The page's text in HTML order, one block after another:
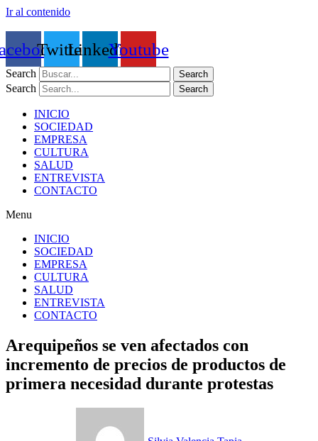
Ir al contenido
TwitterLinkedinYoutube
Search Search
Search Search
INICIO
SOCIEDAD
EMPRESA
CULTURA
SALUD
ENTREVISTA
CONTACTO
Menu
INICIO
SOCIEDAD
EMPRESA
CULTURA
SALUD
ENTREVISTA
CONTACTO
Arequipeños se ven afectados con
incremento de precios de productos de
primera necesidad durante protestas